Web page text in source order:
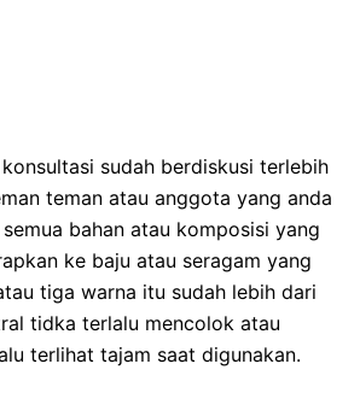
sudah berdiskusi terlebih
teman atau anggota yang anda
bahan atau komposisi yang
ke baju atau seragam yang
tiga warna itu sudah lebih dari
tidka terlalu mencolok atau
terlihat tajam saat digunakan.